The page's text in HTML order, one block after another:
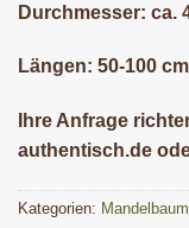
Durchmesser: ca.
Längen: 50-100 cm
Ihre Anfrage
authentisch.de
Kategorien: Mandelbaum